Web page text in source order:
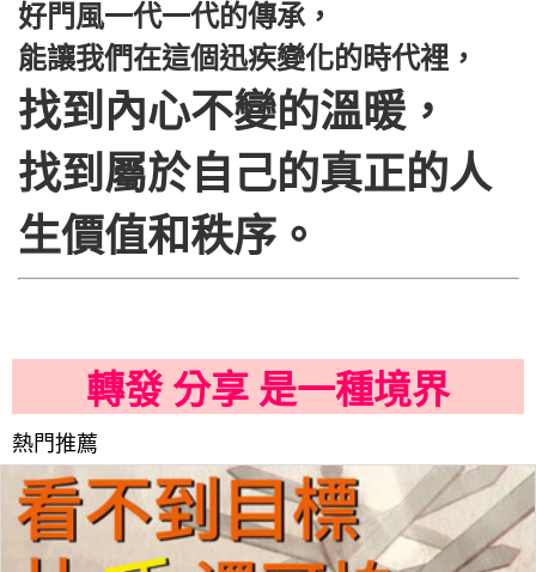
好門風一代一代的傳承，
能讓我們在這個迅疾變化的時代裡，
找到內心不變的溫暖，
找到屬於自己的真正的人
生價值和秩序。
轉發 分享 是一種境界
熱門推薦